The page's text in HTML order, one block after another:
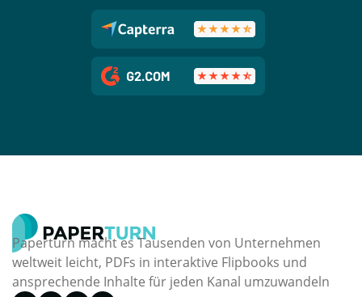
Paperturn macht es Tausenden von Unternehmen
weltweit leicht, PDFs in interaktive Flipbooks und
ansprechende Inhalte für jeden Kanal umzuwandeln